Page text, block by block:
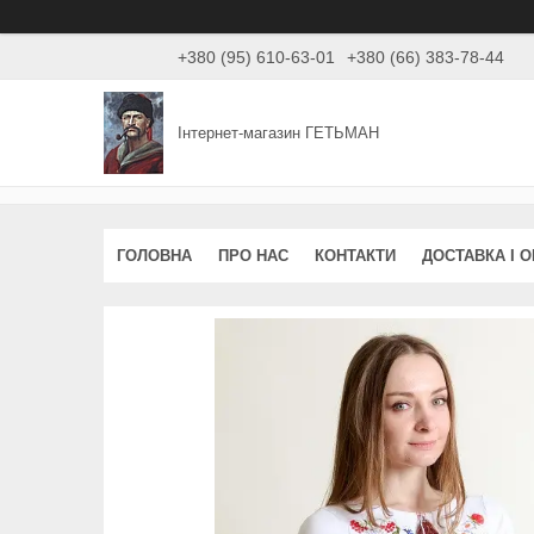
+380 (95) 610-63-01 +380 (66) 383-78-44
Інтернет-магазин ГЕТЬМАН
ГОЛОВНА ПРО НАС КОНТАКТИ ДОСТАВКА І